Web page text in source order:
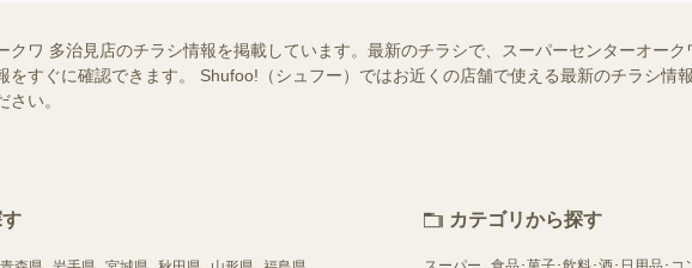
クワ 多治見店のチラシ情報を掲載しています。最新のチラシで、スーパーセンターオー
をすぐに確認できます。 Shufoo!（シュフー）ではお近くの店舗で使える最新のチラシ情
い。
カテゴリから探す